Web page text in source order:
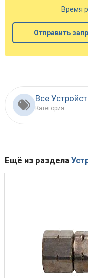
Время
Отправить
Все
Категория
Ещё из раздела